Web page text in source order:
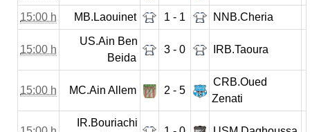
15:00 h MB.Laouinet 1 - 1 NNB.Cheria
15:00 h
US.Ain Ben
Beida
3 - 0 IRB.Taoura
15:00 h MC.Ain Allem 2 - 5
CRB.Oued
Zenati
IR.Bouriachi